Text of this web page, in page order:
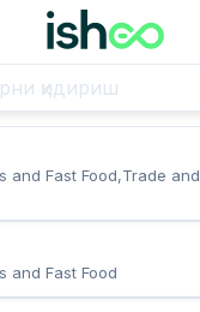
and Fast Food,Trade and
and Fast Food